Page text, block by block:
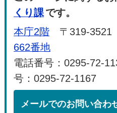
くり課です。
本庁2階 〒319-3521
662番地
電話番号：0295-72-
号：0295-72-1167
メールでのお問い合わ